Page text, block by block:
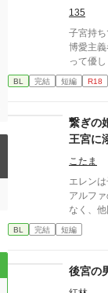
135
子宮持ち
博愛主
って優
ところ
BL 完結 短編 R18
繋ぎの
王宮に
こたま
エレン
アルフ
なく、
ぎとし
に慕って
えていた
BL 完結 短編
後宮の